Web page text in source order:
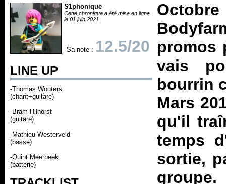
S1phonique
Cette chronique a été mise en ligne
le 01 juin 2021
Sa note : 12.5/20
LINE UP
-Thomas Wouters
(chant+guitare)
-Bram Hilhorst
(guitare)
-Mathieu Westerveld
(basse)
-Quint Meerbeek
(batterie)
promos
vais
bourrin
Mars
qu'il
temps
sortie,